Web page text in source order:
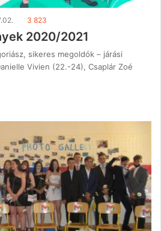
3 823
2020/2021
sikeres megoldók – járási
Vivien (22.-24), Csaplár Zoé